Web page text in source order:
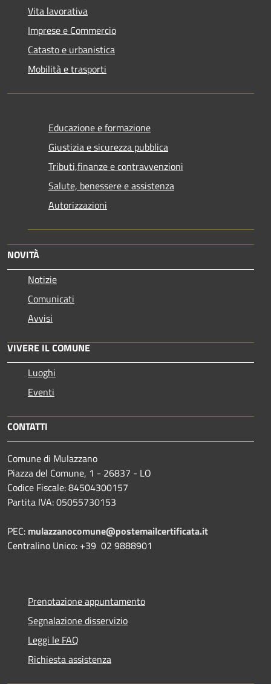
Vita lavorativa
Imprese e Commercio
Catasto e urbanistica
Mobilità e trasporti
Educazione e formazione
Giustizia e sicurezza pubblica
Tributi,finanze e contravvenzioni
Salute, benessere e assistenza
Autorizzazioni
NOVITÀ
Notizie
Comunicati
Avvisi
VIVERE IL COMUNE
Luoghi
Eventi
CONTATTI
Comune di Mulazzano
Piazza del Comune, 1 - 26837 - LO
Codice Fiscale: 84504300157
Partita IVA: 05055730153
PEC: mulazzanocomune@postemailcertificata.it
Centralino Unico: +39 02 9888901
Prenotazione appuntamento
Segnalazione disservizio
Leggi le FAQ
Richiesta assistenza